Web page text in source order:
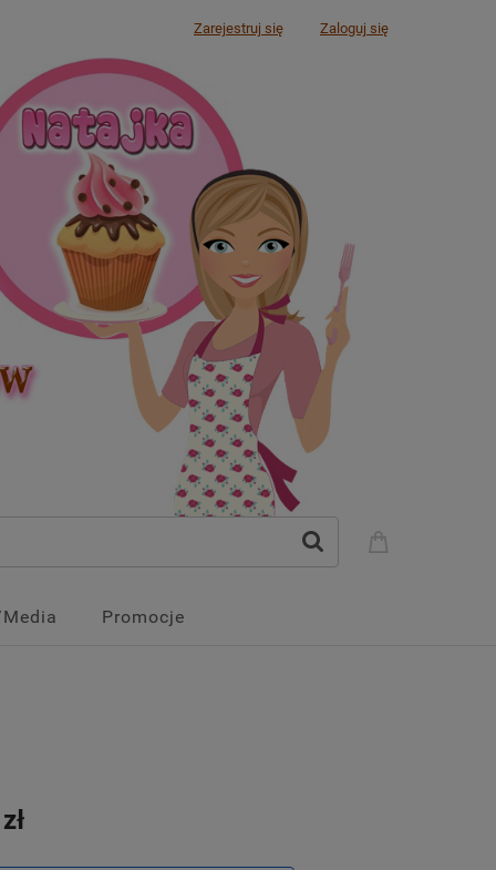
Zarejestruj się Zaloguj się
Promocje